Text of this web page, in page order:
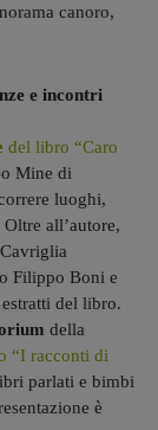
canoro,
e incontri
del libro “Caro
Mine di
luoghi,
all’autore,
Filippo Boni e
del libro.
della
“I racconti di
parlati e bimbi
è